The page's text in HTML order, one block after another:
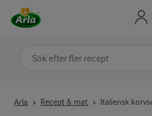
Arla Recept & mat Italiensk
Sök på kategori eller ingrediens